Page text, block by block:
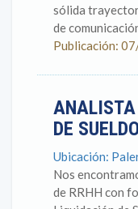
sólida
de
Publicación:
ANALISTA
DE
Ubicación:
Nos
de RRHH con